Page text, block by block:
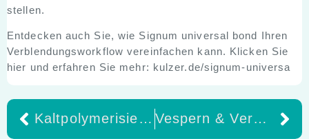
stellen.
Entdecken auch Sie, wie Signum universal bond Ihren
Verblendungsworkflow vereinfachen kann. Klicken Sie
hier und erfahren Sie mehr: kulzer.de/signum-universa
Kaltpolymerisierende Kunststoffe Vespern & Vernetzen: MDR – Radiologie – Implantologie!